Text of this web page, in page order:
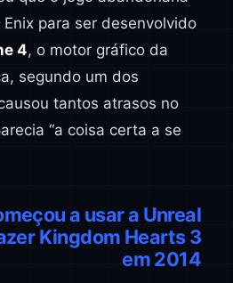
para ser desenvolvido
4, o motor gráfico da
segundo um dos
tantos atrasos no
“a coisa certa a se
a usar a Unreal
Kingdom Hearts 3
em 2014